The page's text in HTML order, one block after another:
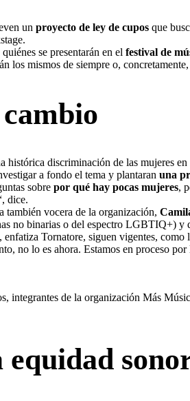
un proyecto de ley de cupos que
se presentarán en el festival de
los mismos de siempre o,
histórica discriminación de las mujeres
a fondo el tema y plantaran una
sobre por qué hay pocas mujeres,
dice.
también vocera de la organización,
no binarias o del espectro LGBTIQ+)
Tornatore, siguen vigentes, como
no lo es ahora. Estamos en proceso por
integrantes de la organización Más
equidad